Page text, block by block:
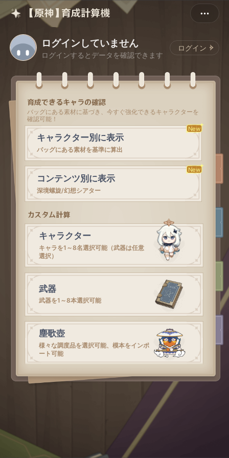
【原神】育成計算機
ログインしていません
ログインするとデータを確認できます
ログイン
育成できるキャラの確認
バッグにある素材に基づき、今すぐ強化できるキャラクターを
確認可能！
キャラクター別に表示
バッグにある素材を基準に算出
New
コンテンツ別に表示
深境螺旋/幻想シアター
New
カスタム計算
キャラクター
キャラを1～8名選択可能（武器は任意
選択）
武器
武器を1～8本選択可能
塵歌壺
様々な調度品を選択可能、模本をインポ
ート可能
聖遺物
これ以上はありません